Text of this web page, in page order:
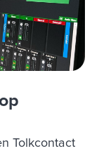
Tolkcontact